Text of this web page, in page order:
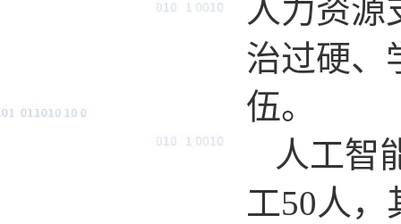
人力资源
治过硬、
伍。
人工智
工50人，